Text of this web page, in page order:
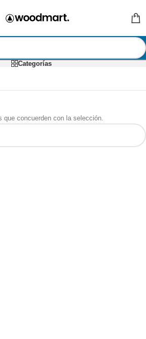
Categorías
que concuerden con la selección.